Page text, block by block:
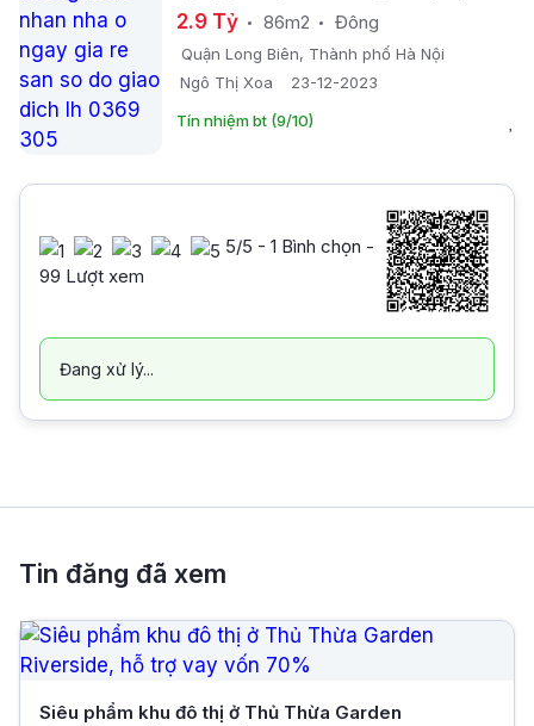
0369 305 ***
2.9 Tỷ 86m2 Đông
Quận Long Biên, Thành phố Hà Nội
Ngô Thị Xoa
23-12-2023
Tín nhiệm bt (9/10)
5/5 - 1 Bình chọn -
99 Lượt xem
Đang xử lý...
Tin đăng đã xem
Siêu phẩm khu đô thị ở Thủ Thừa Garden